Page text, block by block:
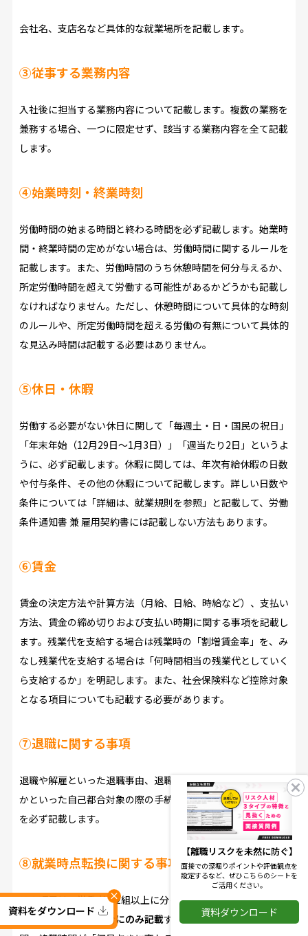
会社名、支店名など具体的な就業場所を記載します。
③従事する業務内容
入社後に担当する業務内容について記載します。複数の業務を
兼務する場合、一つに限定せず、該当する業務内容を全て記載
します。
④始業時刻・終業時刻
労働時間の始まる時間と終わる時間を必ず記載します。始業時
間・終業時間の定めがない場合は、労働時間に関するルールを
記載します。また、労働時間のうち休憩時間を何分与えるか、
所定労働時間を超えて労働する可能性があるかどうかも記載し
なければなりません。ただし、休憩時間について具体的な時刻
のルールや、所定労働時間を超える労働の有無について具体的
な見込み時間は記載する必要はありません。
⑤休日・休暇
労働する必要がない休日に関して「毎週土・日・国民の祝日」
「年末年始（12月29日～1月3日）」「週当たり2日」というよ
うに、必ず記載します。休暇に関しては、年次有給休暇の日数
や付与条件、その他の休暇について記載します。詳しい日数や
条件については「詳細は、就業規則を参照」と記載して、労働
条件通知書 兼 雇用契約書には記載しない方法もあります。
⑥賃金
賃金の決定方法や計算方法（月給、日給、時給など）、支払い
方法、賃金の締め切りおよび支払い時期に関する事項を記載し
ます。残業代を支給する場合は残業時の「割増賃金率」を、み
なし残業代を支給する場合は「何時間相当の残業代としていく
ら支給するか」を明記します。また、社会保険料など控除対象
となる項目についても記載する必要があります。
⑦退職に関する事項
退職や解雇といった退職事由、退職の何日前までに連絡が必要
かといった自己都合対象の際の手続きなど、退職に関する事項
を必ず記載します。
⑧就業時点転換に関する事項
この項目は、労働者を2組以上に分けて就業させる、いわゆる
交替制勤務がある場合にのみ記載する必要があります。始業時
×
資料をダウンロード
【離職リスクを未然に防ぐ】
面接での深堀りポイントや評価観点を
設定するなど、ぜひこちらのシートを
ご活用ください。
資料ダウンロード